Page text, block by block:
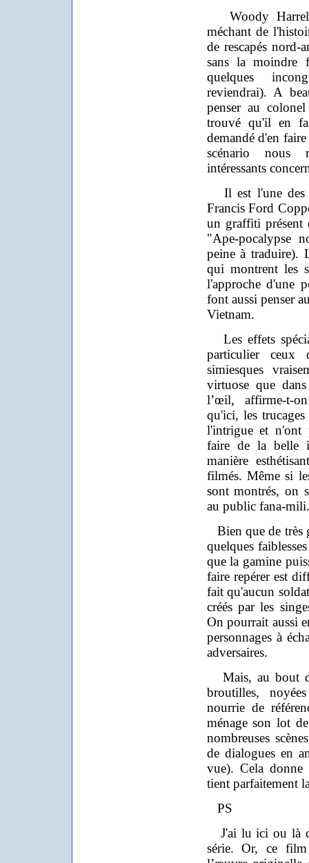
Woody
méchant de
de rescapés nord-
sans la moindre
quelques
reviendrai). A
penser au
trouvé qu'il en
demandé d'en
scénario nous
intéressants
Il est l'une des
Francis Ford
un graffiti présent
"Ape-pocalypse
peine à traduire).
qui montrent les
l'approche d'une
font aussi penser
Vietnam.
Les effets
particulier ceux
simiesques
virtuose que
l’œil, affirme-t-
qu'ici, les
l'intrigue et n'ont
faire de la belle
manière
filmés. Même si
sont montrés, on
au public fana-mili.
Bien que de très
quelques
que la gamine
faire repérer est
fait qu'aucun
créés par les
On pourrait aussi
personnages à
adversaires.
Mais, au bout
broutilles,
nourrie de
ménage son lot
nombreuses
de dialogues en
vue). Cela donne
tient parfaitement
PS
J'ai lu ici ou là
série. Or, ce